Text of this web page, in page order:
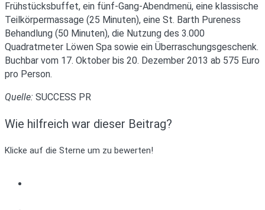
Frühstücksbuffet, ein fünf-Gang-Abendmenü, eine klassische
Teilkörpermassage (25 Minuten), eine St. Barth Pureness
Behandlung (50 Minuten), die Nutzung des 3.000
Quadratmeter Löwen Spa sowie ein Überraschungsgeschenk.
Buchbar vom 17. Oktober bis 20. Dezember 2013 ab 575 Euro
pro Person.
Quelle: SUCCESS PR
Wie hilfreich war dieser Beitrag?
Klicke auf die Sterne um zu bewerten!